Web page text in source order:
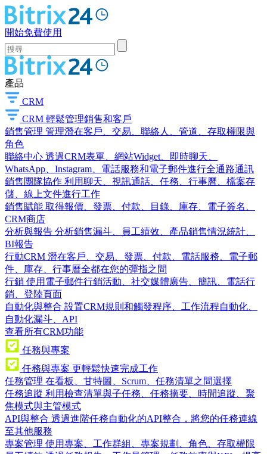
開始免費使用
產品
CRM
CRM 輕鬆管理銷售和客戶
銷售管理 管理潛在客戶、交易、聯絡人、管道、存取權限與
角色
聯絡中心 透過CRM表單、網站Widget、即時聊天、
WhatsApp、Instagram、電話服務和電子郵件進行全通路通訊
銷售團隊協作 利用聊天、視訊通話、任務、行事曆、檔案存
儲、線上文件進行工作
銷售賦能 取得報價、發票、付款、目錄、庫存、電子簽名、
CRM商店
分析與報告 分析銷售漏斗、員工績效、產品銷售情況統計、
BI報告
行動CRM 潛在客戶、交易、發票、付款、電話服務、電子郵
件、庫存、行事曆全都在您的彈指之間
行銷 使用電子郵件行銷活動、社交媒體廣告、簡訊、電話行
銷、登陸頁面
自動化與整合 設置CRM規則和觸發程序、工作流程自動化、
自動化漏斗、API
查看所有CRM功能
任務與專案
任務與專案 更輕鬆快速完成工作
任務管理 在看板、甘特圖、Scrum、任務清單之間選擇
任務追蹤 利用檢查清單與子任務、任務摘要、時間追蹤、聚
焦模式與主管模式
API與整合 透過進階任務自動化的API整合，將您的任務連線
至其他服務
專案管理 使用專案、工作群組、專案規劃、角色、存取權限